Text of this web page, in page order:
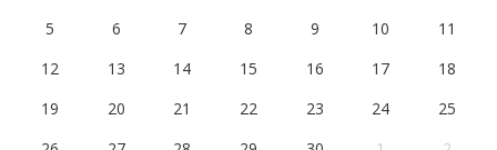
5
6 7 8 9 10
11
12
13 14 15 16 17
18
19
20 21 22 23 24
25